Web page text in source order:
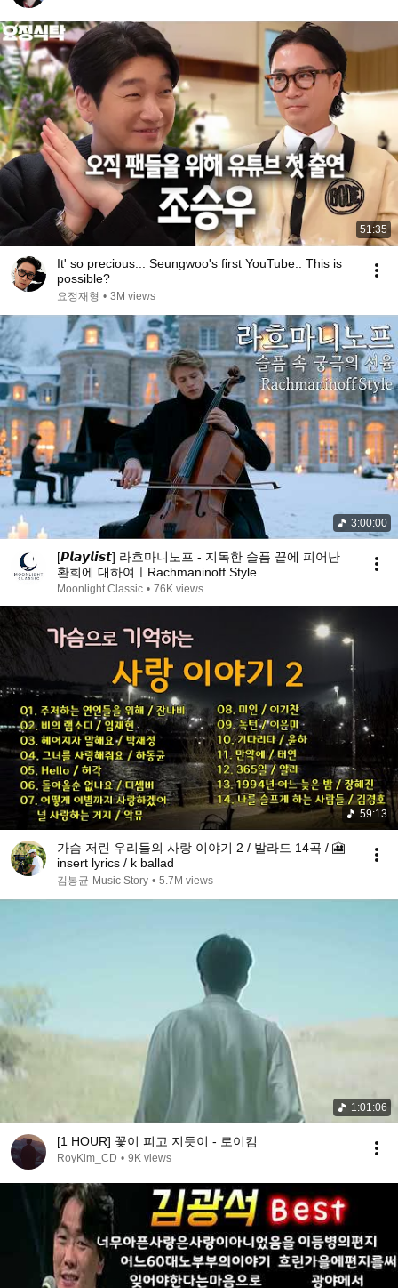
51:35
It' so precious... Seungwoo's first YouTube.. This is
possible?
요정재형 • 3M views
3:00:00
[𝙋𝙡𝙖𝙮𝙡𝙞𝙨𝙩] 라흐마니노프 - 지독한 슬픔 끝에 피어난
환희에 대하여ㅣRachmaninoff Style
Moonlight Classic • 76K views
59:13
가슴 저린 우리들의 사랑 이야기 2 / 발라드 14곡 / 🎦
insert lyrics / k ballad
김봉균-Music Story • 5.7M views
1:01:06
[1 HOUR] 꽃이 피고 지듯이 - 로이킴
RoyKim_CD • 9K views